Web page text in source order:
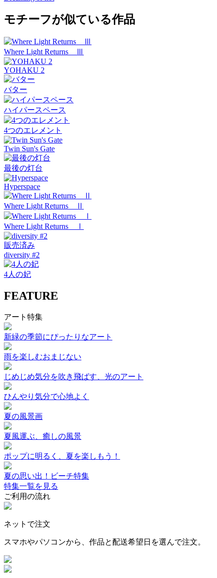
モチーフが似ている作品
Where Light Returns Ⅲ
YOHAKU 2
バター
ハイパースペース
4つのエレメント
Twin Sun's Gate
最後の灯台
Hyperspace
Where Light Returns Ⅱ
Where Light Returns Ⅰ
販売済み
diversity #2
4人の妃
FEATURE
アート特集
新緑の季節にぴったりなアート
雨を楽しむおまじない
じめじめ気分を吹き飛ばす、光のアート
ひんやり気分で心地よく
夏の風景画
夏風運ぶ、癒しの風景
ポップに明るく、夏を楽しもう！
夏の思い出！ビーチ特集
特集一覧を見る
ご利用の流れ
ネットで注文
スマホやパソコンから、作品と配送希望日を選んで注文。